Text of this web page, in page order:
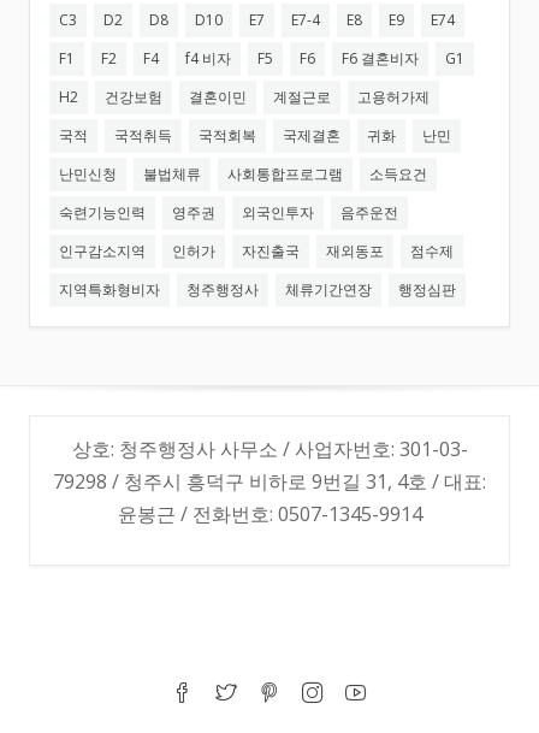
C3 D2 D8 D10 E7 E7-4 E8 E9
E74
F1
F2 F4 f4 비자 F5 F6 F6 결혼비자
G1
H2
건강보험 결혼이민 계절근로
고용허가제
국적
국적취득 국적회복 국제결혼 귀화
난민
난민신청
불법체류 사회통합프로그램
소득요건
숙련기능인력
영주권 외국인투자
음주운전
인구감소지역
인허가 자진출국 재외동포
점수제
지역특화형비자
청주행정사 체류기간연장 행정심판
상호: 청주행정사 사무소 / 사업자번호: 301-03-
79298 / 청주시 흥덕구 비하로 9번길 31, 4호 / 대표:
윤봉근 / 전화번호: 0507-1345-9914